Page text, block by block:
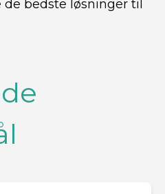
bedste løsninger til